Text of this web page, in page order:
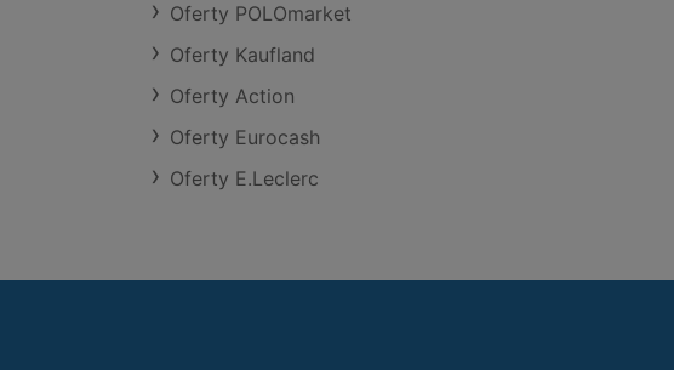
Oferty POLOmarket
Oferty Kaufland
Oferty Action
Oferty Eurocash
Oferty E.Leclerc